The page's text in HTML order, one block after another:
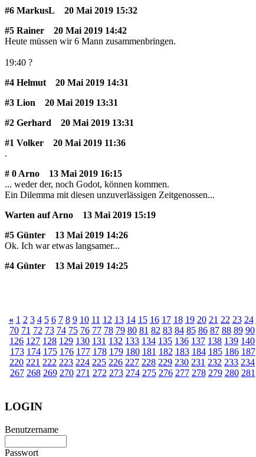
#6 MarkusL
20 Mai 2019 15:32
#5 Rainer
20 Mai 2019 14:42
Heute müssen wir 6 Mann zusammenbringen.
19:40 ?
#4 Helmut
20 Mai 2019 14:31
#3 Lion
20 Mai 2019 13:31
#2 Gerhard
20 Mai 2019 13:31
#1 Volker
20 Mai 2019 11:36
.
# 0 Arno
13 Mai 2019 16:15
... weder der, noch Godot, können kommen.
Ein Dilemma mit diesen unzuverlässigen Zeitgenossen...
Warten auf Arno
13 Mai 2019 15:19
#5 Günter
13 Mai 2019 14:26
Ok. Ich war etwas langsamer...
#4 Günter
13 Mai 2019 14:25
« 1 2 3 4 5 6 7 8 9 10 11 12 13 14 15 16 17 18 19 20 21 22 23 24
70 71 72 73 74 75 76 77 78 79 80 81 82 83 84 85 86 87 88 89 90
126 127 128 129 130 131 132 133 134 135 136 137 138 139 140
173 174 175 176 177 178 179 180 181 182 183 184 185 186 187
220 221 222 223 224 225 226 227 228 229 230 231 232 233 234
267 268 269 270 271 272 273 274 275 276 277 278 279 280 281
LOGIN
Benutzername
Passwort